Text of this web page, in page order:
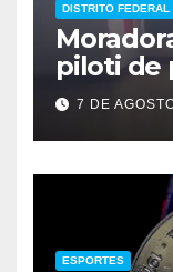
DISTRITO FEDERAL
piloti de
7 DE
ESPORTES